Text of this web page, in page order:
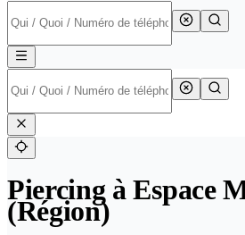
Piercing à Espace
(Région)